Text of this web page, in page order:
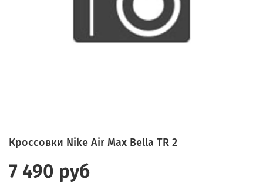
Кроссовки Nike Air Max Bella TR 2
7 490 руб